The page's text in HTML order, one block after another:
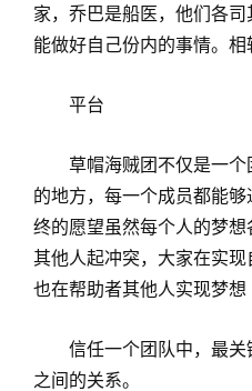
家，乔巴是船医，他们各
能做好自己份内的事情。相
平台
草帽海贼团不仅是一
的地方，每一个成员都能
终的愿望虽然每个人的梦
其他人起冲突，大家在实
也在帮助者其他人实现梦想
信任一个团队中，最
之间的关系。